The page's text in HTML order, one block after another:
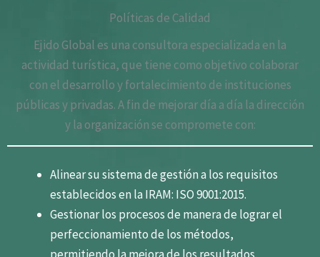
Políticas de Calidad
Ejido Global es una consultora especializada en la
actividad turística, que tiene como objetivo colaborar
con el desarrollo y fortalecimiento de instituciones
públicas y privadas. A fin de mejorar día a día la dirección
y la organización se compromete con:
Alinear su sistema de gestión a los requisitos
establecidos en la IRAM: ISO 9001:2015.
Gestionar los procesos de manera de lograr el
perfeccionamiento de los métodos,